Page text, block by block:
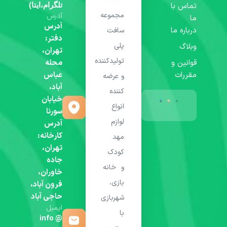
تماس با
ما
درباره ما
وبلاگ
قوانین و
مقررات
مجموعه
سافت
پلی
تولیدکننده
و عرضه
کننده
انواع
لوازم
مهد
کودک
و خانه
بازی،
شهربازی
با
تلگرام،ایتا)
آدرس
آدرس
دفتر:
تهران،
محله
عباس
آباد،
خیابان
سورنا
آدرس
کارخانه:
تهران،
جاده
خاوران،
فرون آباد،
حاجی آباد
ایمیل
info @